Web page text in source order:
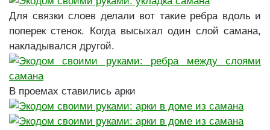
Для связки слоев делали вот такие ребра вдоль и
поперек стенок. Когда высыхал один слой самана,
накладывался другой.
В проемах ставились арки